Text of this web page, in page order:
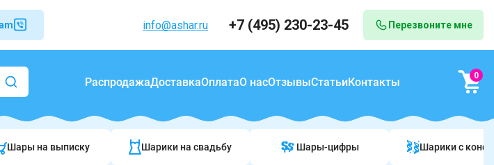
info@ashar.ru +7 (495) 230-23-45 Перезвоните мне
РаспродажаДоставкаОплатаО насОтзывыСтатьиКонтакты 0
Шары на выписку Шарики на свадьбу Шары-цифры Шарики c